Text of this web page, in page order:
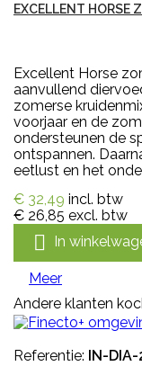
EXCELLENT HORSE
Excellent Horse
aanvullend
zomerse
voorjaar en de
ondersteunen de
ontspannen.
eetlust en het
€ 32,49 incl. btw
€ 26,85 excl. btw
 In
Meer
Andere klanten
Referentie: IN-